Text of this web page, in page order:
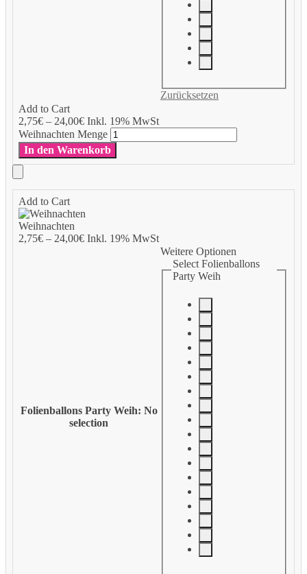
Add to Cart
2,75€– 24,00€Inkl. 19% MwSt
Zurücksetzen
Weihnachten Menge
In den Warenkorb
Add to Cart
Weihnachten
2,75€– 24,00€Inkl. 19% MwSt
Folienballons Party Weih: No
selection
Weitere Optionen
Select Folienballons
Party Weih